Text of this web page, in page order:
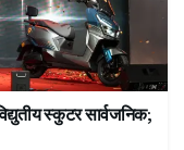
स्कुटर सार्वजनिक;